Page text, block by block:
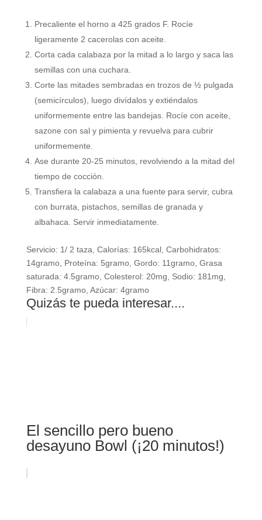
Precaliente el horno a 425 grados F. Rocíe
ligeramente 2 cacerolas con aceite.
Corta cada calabaza por la mitad a lo largo y saca las
semillas con una cuchara.
Corte las mitades sembradas en trozos de ½ pulgada
(semicírculos), luego divídalos y extiéndalos
uniformemente entre las bandejas. Rocíe con aceite,
sazone con sal y pimienta y revuelva para cubrir
uniformemente.
Ase durante 20-25 minutos, revolviendo a la mitad del
tiempo de cocción.
Transfiera la calabaza a una fuente para servir, cubra
con burrata, pistachos, semillas de granada y
albahaca. Servir inmediatamente.
Servicio: 1/ 2 taza Calorías: 165kcal, Carbohidratos:
14gramo, Proteína: 5gramo, Gordo: 11gramo, Grasa
saturada: 4.5gramo, Colesterol: 20mg Sodio: 181 mg
Fibra: 2.5gramo, Azúcar: 4gramo
Quizás te pueda interesar....
El sencillo pero bueno
desayuno Bowl (¡20 minutos!)